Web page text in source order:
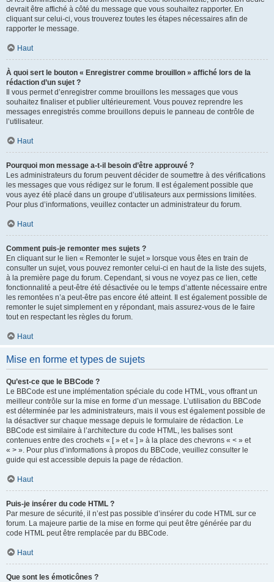
devrait être affiché à côté du message que vous souhaitez rapporter. En
cliquant sur celui-ci, vous trouverez toutes les étapes nécessaires afin de
rapporter le message.
Haut
À quoi sert le bouton « Enregistrer comme brouillon » affiché lors de la
rédaction d’un sujet ?
Il vous permet d’enregistrer comme brouillons les messages que vous
souhaitez finaliser et publier ultérieurement. Vous pouvez reprendre les
messages enregistrés comme brouillons depuis le panneau de contrôle de
l’utilisateur.
Haut
Pourquoi mon message a-t-il besoin d’être approuvé ?
Les administrateurs du forum peuvent décider de soumettre à des vérifications
les messages que vous rédigez sur le forum. Il est également possible que
vous ayez été placé dans un groupe d’utilisateurs aux permissions limitées.
Pour plus d’informations, veuillez contacter un administrateur du forum.
Haut
Comment puis-je remonter mes sujets ?
En cliquant sur le lien « Remonter le sujet » lorsque vous êtes en train de
consulter un sujet, vous pouvez remonter celui-ci en haut de la liste des sujets,
à la première page du forum. Cependant, si vous ne voyez pas ce lien, cette
fonctionnalité a peut-être été désactivée ou le temps d’attente nécessaire entre
les remontées n’a peut-être pas encore été atteint. Il est également possible de
remonter le sujet simplement en y répondant, mais assurez-vous de le faire
tout en respectant les règles du forum.
Haut
Mise en forme et types de sujets
Qu’est-ce que le BBCode ?
Le BBCode est une implémentation spéciale du code HTML, vous offrant un
meilleur contrôle sur la mise en forme d’un message. L’utilisation du BBCode
est déterminée par les administrateurs, mais il vous est également possible de
la désactiver sur chaque message depuis le formulaire de rédaction. Le
BBCode est similaire à l’architecture du code HTML, les balises sont
contenues entre des crochets « [ » et « ] » à la place des chevrons « < » et
« > ». Pour plus d’informations à propos du BBCode, veuillez consulter le
guide qui est accessible depuis la page de rédaction.
Haut
Puis-je insérer du code HTML ?
Par mesure de sécurité, il n’est pas possible d’insérer du code HTML sur ce
forum. La majeure partie de la mise en forme qui peut être générée par du
code HTML peut être remplacée par du BBCode.
Haut
Que sont les émoticônes ?